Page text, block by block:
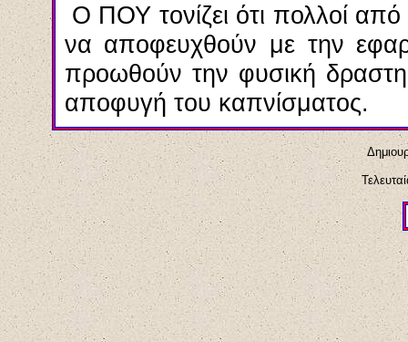
Ο ΠΟΥ τονίζει ότι πολλοί
να αποφευχθούν με την
προωθούν την φυσική
αποφυγή του καπνίσματος.